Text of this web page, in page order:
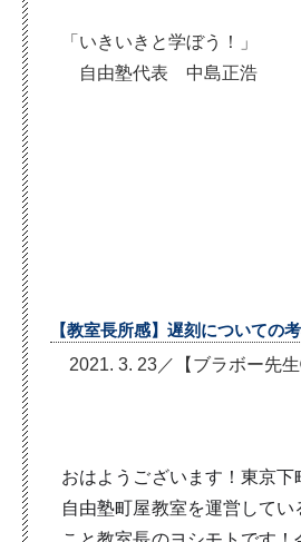
「いきいきと学ぼう！」
自由塾代表 中島正浩
【教室長所感】遅刻についての
2021. 3. 23／【ブラボー先
おはようございます！東京
自由塾町屋教室を運営して